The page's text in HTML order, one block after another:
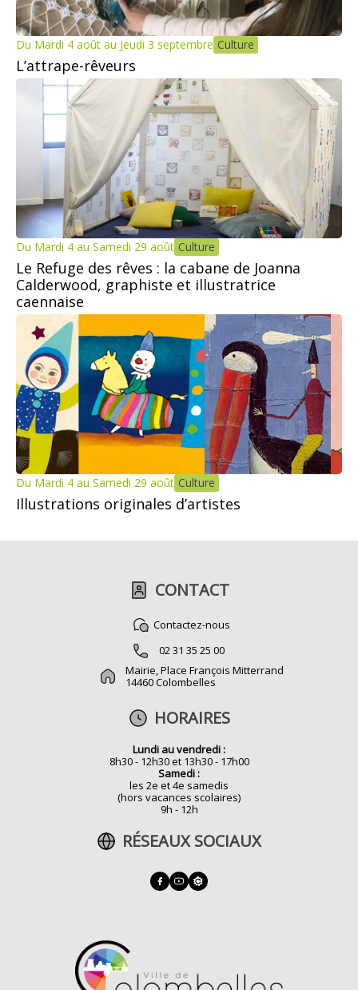
Du Mardi 4 août au Jeudi 3 septembre Culture
L’attrape-rêveurs
Du Mardi 4 au Samedi 29 août Culture
Le Refuge des rêves : la cabane de Joanna
Calderwood, graphiste et illustratrice
caennaise
Du Mardi 4 au Samedi 29 août Culture
Illustrations originales d’artistes
CONTACT
Contactez-nous
02 31 35 25 00
Mairie, Place François Mitterrand
14460 Colombelles
HORAIRES
Lundi au vendredi :
8h30 - 12h30 et 13h30 - 17h00
Samedi :
les 2e et 4e samedis
(hors vacances scolaires)
9h - 12h
RÉSEAUX SOCIAUX